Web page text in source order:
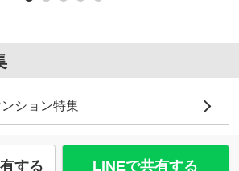
ション特集
する LINEで共有する